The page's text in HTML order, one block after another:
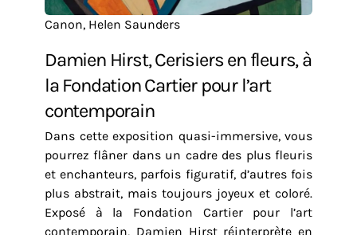
Canon, Helen Saunders
Damien Hirst, Cerisiers en fleurs, à
la Fondation Cartier pour l’art
contemporain
Dans cette exposition quasi-immersive, vous
pourrez flâner dans un cadre des plus fleuris
et enchanteurs, parfois figuratif, d’autres fois
plus abstrait, mais toujours joyeux et coloré.
Exposé à la Fondation Cartier pour l’art
contemporain, Damien Hirst réinterprète en